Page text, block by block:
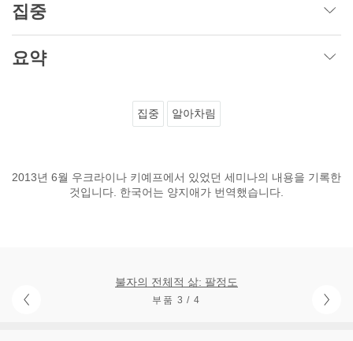
집중
요약
집중 알아차림
2013년 6월 우크라이나 키예프에서 있었던 세미나의 내용을 기록한
것입니다. 한국어는 양지애가 번역했습니다.
불자의 전체적 삶: 팔정도
부품 3 / 4